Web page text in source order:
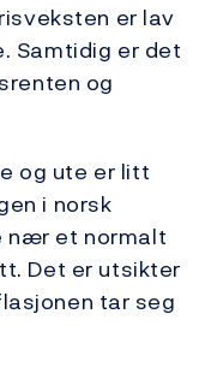
er lav
Samtidig er det
og
og ute er litt
i norsk
nær et normalt
Det er utsikter
tar seg